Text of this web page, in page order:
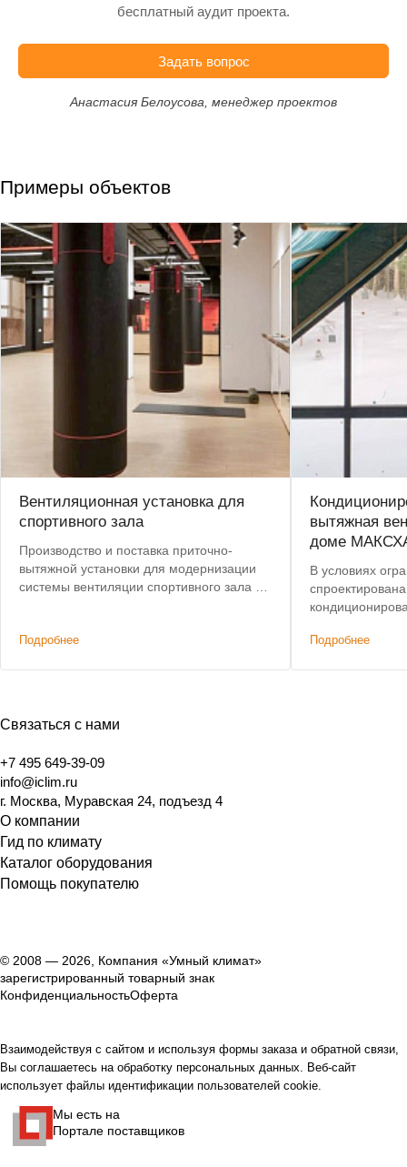
бесплатный аудит проекта.
Задать вопрос
Анастасия Белоусова, менеджер проектов
Примеры объектов
Вентиляционная установка для
спортивного зала
Производство и поставка приточно-
вытяжной установки для модернизации
системы вентиляции спортивного зала в
Подробнее
вытяжная
доме
В условиях
Подробнее
Связаться с нами
+7 495 649-39-09
info@iclim.ru
г. Москва, Муравская 24, подъезд 4
О компании
Гид по климату
Каталог оборудования
Помощь покупателю
© 2008 — 2026, Компания «Умный климат»
зарегистрированный товарный знак
КонфиденциальностьОферта
Взаимодействуя с сайтом и используя формы заказа и обратной связи,
Вы соглашаетесь на обработку персональных данных. Веб-сайт
использует файлы идентификации пользователей cookie.
Мы есть на
Портале поставщиков